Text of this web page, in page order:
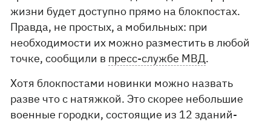
жизни будет доступно прямо на блокпостах.
Правда, не простых, а мобильных: при
необходимости их можно разместить в любой
точке, сообщили в пресс-службе МВД.
Хотя блокпостами новинки можно назвать
разве что с натяжкой. Это скорее небольшие
военные городки, состоящие из 12 зданий-